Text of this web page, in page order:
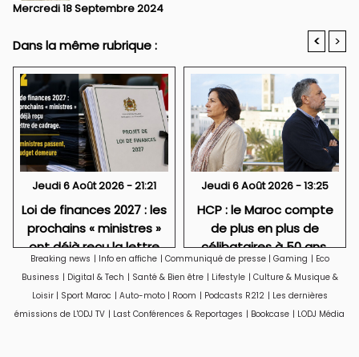
Mercredi 18 Septembre 2024
Dans la même rubrique : < >
Jeudi 6 Août 2026 - 21:21
Loi de finances 2027 : les
prochains « ministres »
ont déjà reçu la lettre
de cadrage
Jeudi 6 Août 2026 - 13:25
HCP : le Maroc compte
de plus en plus de
célibataires à 50 ans,
particulièrement des
femmes
Breaking news | Info en affiche | Communiqué de presse | Gaming | Eco
Business | Digital & Tech | Santé & Bien être | Lifestyle | Culture & Musique &
Loisir | Sport Maroc | Auto-moto | Room | Podcasts R212 | Les dernières
émissions de L'ODJ TV | Last Conférences & Reportages | Bookcase | LODJ Média